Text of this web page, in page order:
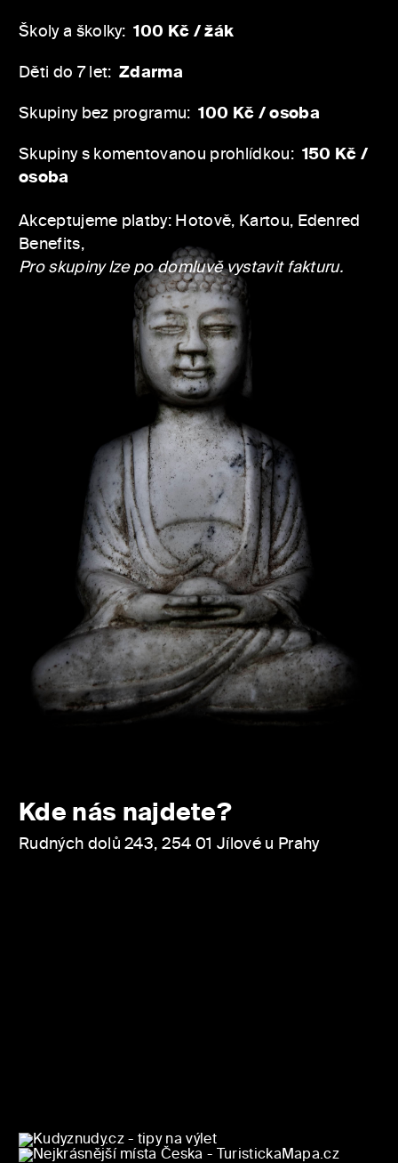
Školy a školky: 100 Kč / žák
Děti do 7 let: Zdarma
Skupiny bez programu: 100 Kč / osoba
Skupiny s komentovanou prohlídkou: 150 Kč /
osoba
Akceptujeme platby: Hotově, Kartou, Edenred
Benefits,
Pro skupiny lze po domluvě vystavit fakturu.
Kde nás najdete?
Rudných dolů 243, 254 01 Jílové u Prahy